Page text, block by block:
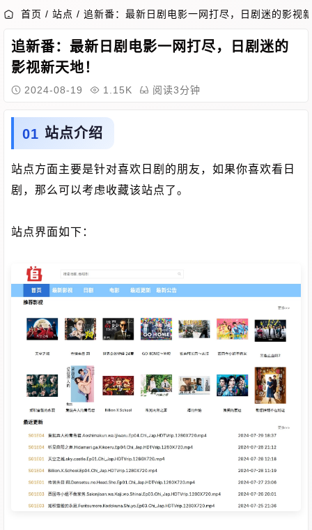
首页 / 站点 / 追新番：最新日剧电影一网打尽，日剧迷的影视
追新番：最新日剧电影一网打尽，日剧迷的
影视新天地！
2024-08-19 1.15K 阅读3分钟
站点介绍
站点方面主要是针对喜欢日剧的朋友，如果你喜欢看日
剧，那么可以考虑收藏该站点了。
站点界面如下：